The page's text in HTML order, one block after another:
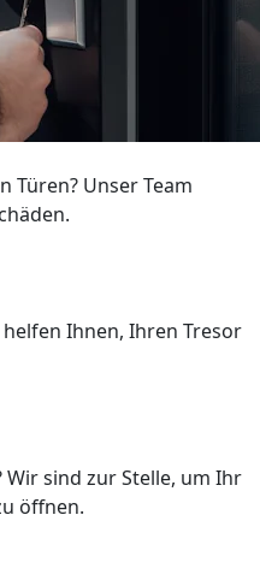
Türen? Unser Team
helfen Ihnen, Ihren Tresor
Wir sind zur Stelle, um Ihr
öffnen.